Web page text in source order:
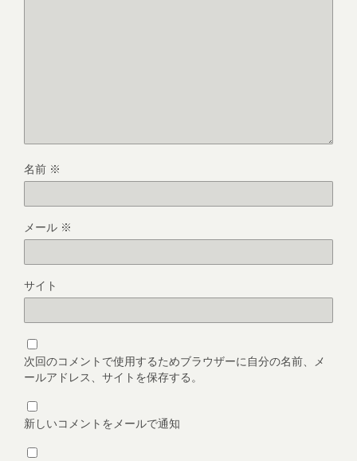
名前 ※
メール ※
サイト
次回のコメントで使用するためブラウザーに自分の名前、メ
ールアドレス、サイトを保存する。
新しいコメントをメールで通知